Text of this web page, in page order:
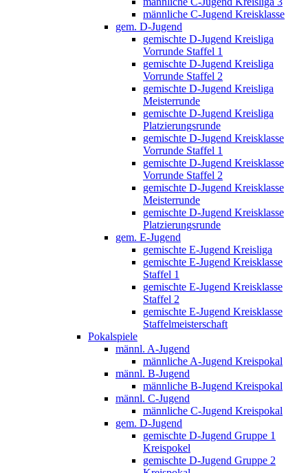
männliche C-Jugend Kreisklasse
gem. D-Jugend
gemischte D-Jugend Kreisliga
Vorrunde Staffel 1
gemischte D-Jugend Kreisliga
Vorrunde Staffel 2
gemischte D-Jugend Kreisliga
Meisterrunde
gemischte D-Jugend Kreisliga
Platzierungsrunde
gemischte D-Jugend Kreisklasse
Vorrunde Staffel 1
gemischte D-Jugend Kreisklasse
Vorrunde Staffel 2
gemischte D-Jugend Kreisklasse
Meisterrunde
gemischte D-Jugend Kreisklasse
Platzierungsrunde
gem. E-Jugend
gemischte E-Jugend Kreisliga
gemischte E-Jugend Kreisklasse
Staffel 1
gemischte E-Jugend Kreisklasse
Staffel 2
gemischte E-Jugend Kreisklasse
Staffelmeisterschaft
Pokalspiele
männl. A-Jugend
männliche A-Jugend Kreispokal
männl. B-Jugend
männliche B-Jugend Kreispokal
männl. C-Jugend
männliche C-Jugend Kreispokal
gem. D-Jugend
gemischte D-Jugend Gruppe 1
Kreispokel
gemischte D-Jugend Gruppe 2